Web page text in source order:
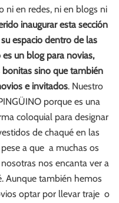
ni en redes, ni en blogs ni
inaugurar esta sección
espacio dentro de las
un blog para novias,
sino que también
e invitados. Nuestro
porque es una
coloquial para designar
de chaqué en las
a que a muchas os
nos encanta ver a
Aunque también hemos
optar por llevar traje o